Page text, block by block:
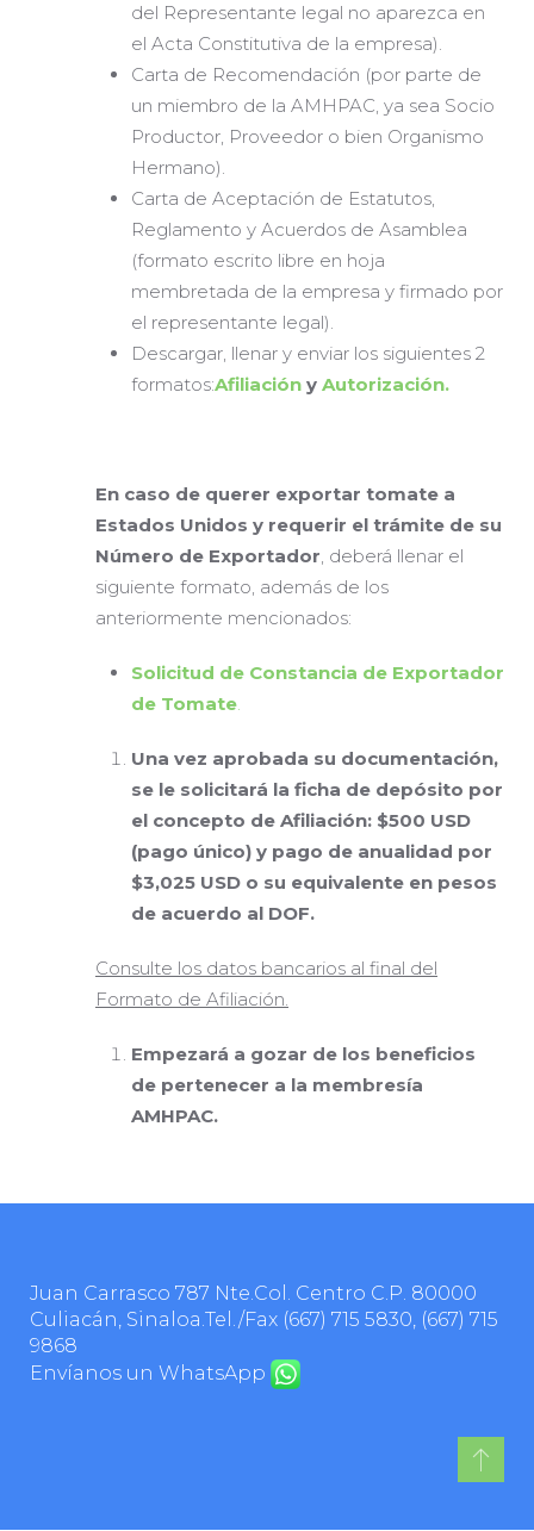
del Representante legal no aparezca en
el Acta Constitutiva de la empresa).
Carta de Recomendación (por parte de
un miembro de la AMHPAC, ya sea Socio
Productor, Proveedor o bien Organismo
Hermano).
Carta de Aceptación de Estatutos,
Reglamento y Acuerdos de Asamblea
(formato escrito libre en hoja
membretada de la empresa y firmado por
el representante legal).
Descargar, llenar y enviar los siguientes 2
formatos:Afiliación y Autorización.
En caso de querer exportar tomate a
Estados Unidos y requerir el trámite de su
Número de Exportador, deberá llenar el
siguiente formato, además de los
anteriormente mencionados:
Solicitud de Constancia de Exportador
de Tomate.
Una vez aprobada su documentación,
se le solicitará la ficha de depósito por
el concepto de Afiliación: $500 USD
(pago único) y pago de anualidad por
$3,025 USD o su equivalente en pesos
de acuerdo al DOF.
Consulte los datos bancarios al final del
Formato de Afiliación.
Empezará a gozar de los beneficios
de pertenecer a la membresía
AMHPAC.
Juan Carrasco 787 Nte.Col. Centro C.P. 80000
Culiacán, Sinaloa.Tel./Fax (667) 715 5830, (667) 715
9868
Envíanos un WhatsApp